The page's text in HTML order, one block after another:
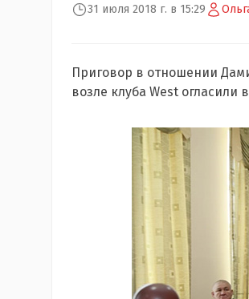
31 июля 2018 г. в 15:29
Приговор в отношении
возле клуба West огласили